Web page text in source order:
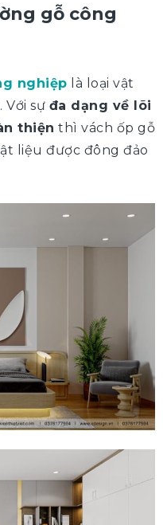
gỗ công
nghiệp là loại vật
Với sự đa dạng về lõi
thiện thì vách ốp gỗ
liệu được đông đảo